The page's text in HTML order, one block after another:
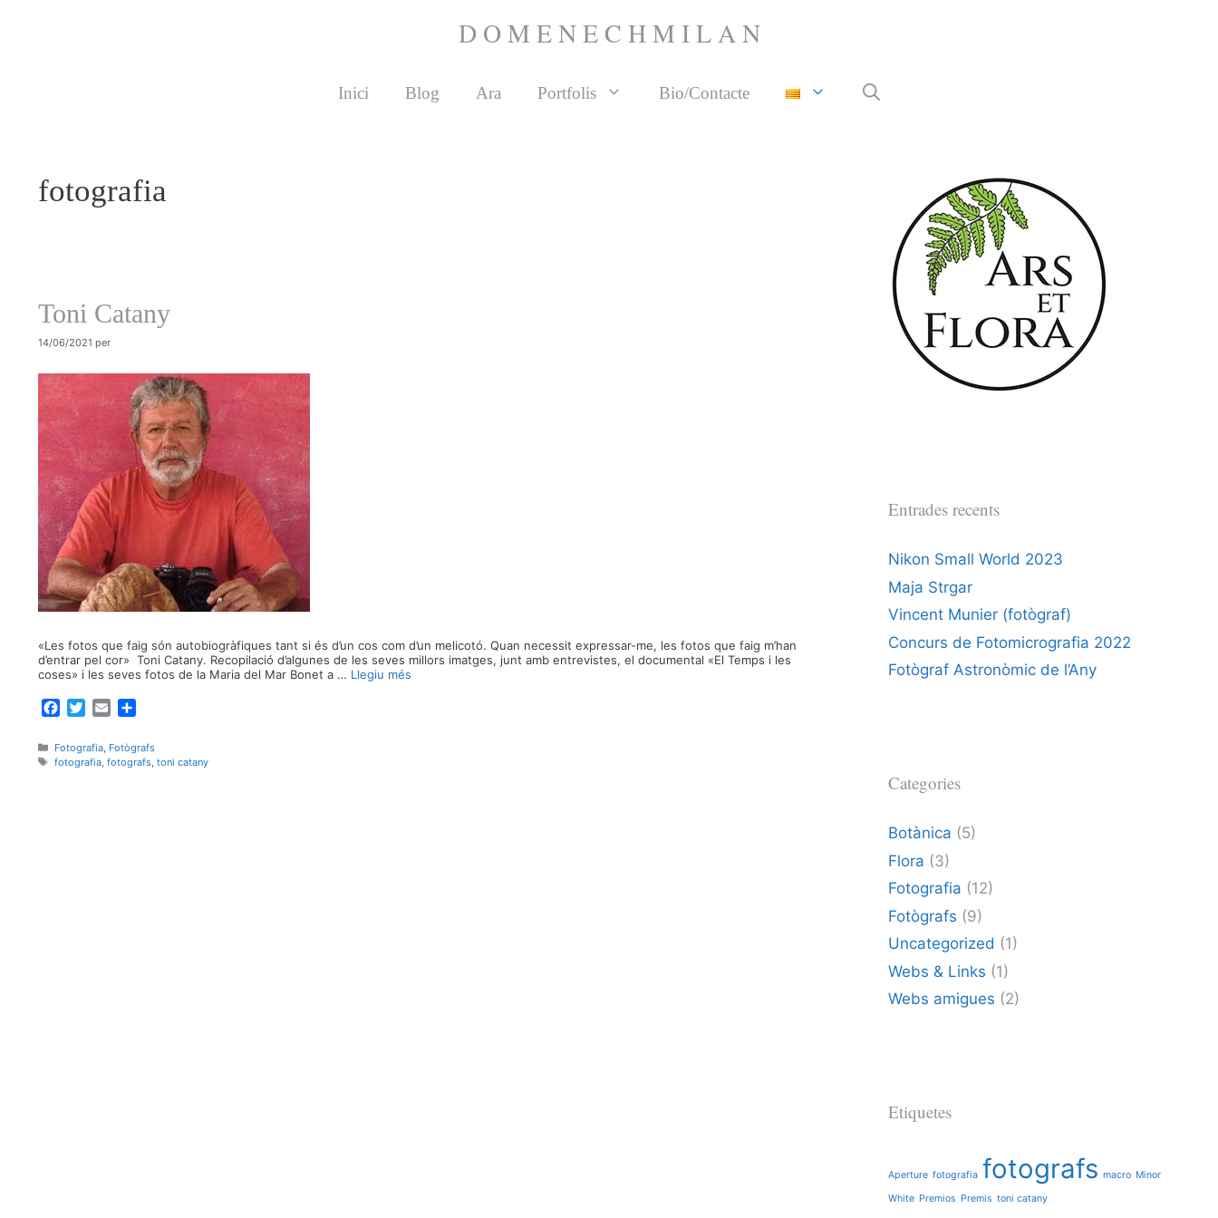
D O M E N E C H M I L A N
Inici Blog Ara Portfolis Bio/Contacte
fotografia
Toni Catany
14/06/2021 per
«Les fotos que faig són autobiogràfiques tant si és d’un cos com d’un melicotó. Quan necessit expressar-me, les fotos que faig m’han
d’entrar pel cor» Toni Catany. Recopilació d’algunes de les seves millors imatges, junt amb entrevistes, el documental «El Temps i les
coses» i les seves fotos de la Maria del Mar Bonet a … Llegiu més
c
e
i
t
a
i
m
p
Categories
Fotografia, Fotògrafs
Etiquetes
fotografia, fotografs, toni catany
Entrades recents
Nikon Small World 2023
Maja Strgar
Vincent Munier (fotògraf)
Concurs de Fotomicrografia 2022
Fotògraf Astronòmic de l’Any
Categories
Botànica (5)
Flora (3)
Fotografia (12)
Fotògrafs (9)
Uncategorized (1)
Webs & Links (1)
Webs amigues (2)
Etiquetes
Aperture fotografia fotografs macro Minor
White Premios Premis toni catany